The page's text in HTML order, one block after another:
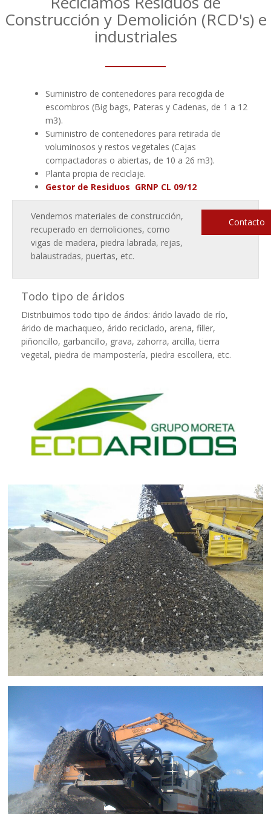
Construcción y Demolición (RCD's) e
industriales
Suministro de contenedores para recogida de
escombros (Big bags, Pateras y Cadenas, de 1 a 12
m3).
Suministro de contenedores para retirada de
voluminosos y restos vegetales (Cajas
compactadoras o abiertas, de 10 a 26 m3).
Planta propia de reciclaje.
Gestor de Residuos GRNP CL 09/12
Vendemos materiales de construcción,
recuperado en demoliciones, como
vigas de madera, piedra labrada, rejas,
balaustradas, puertas, etc.
Contacto
Todo tipo de áridos
Distribuimos todo tipo de áridos: árido lavado de río,
árido de machaqueo, árido reciclado, arena, filler,
piñoncillo, garbancillo, grava, zahorra, arcilla, tierra
vegetal, piedra de mampostería, piedra escollera, etc.